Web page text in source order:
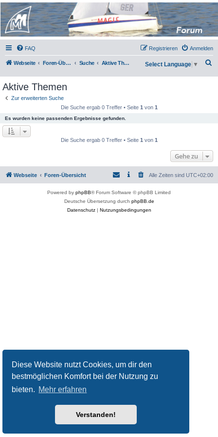
Diese Website nutzt Cookies, um dir den
bestmöglichen Komfort bei der Nutzung zu
bieten. Mehr erfahren
Verstanden!
Micro Magic Forum
Deutschland
FAQ Anmelden
Registrieren
Webseite Foren-Übersicht Suche Aktive Themen Select Language ▼
Aktive Themen
Zur erweiterten Suche
Die Suche ergab 0 Treffer • Seite 1 von 1
Es wurden keine passenden Ergebnisse gefunden.
Die Suche ergab 0 Treffer • Seite 1 von 1
Gehe zu
Webseite Foren-Übersicht Alle Zeiten sind UTC+02:00
Powered by phpBB® Forum Software © phpBB Limited
Deutsche Übersetzung durch phpBB.de
Datenschutz| Nutzungsbedingungen